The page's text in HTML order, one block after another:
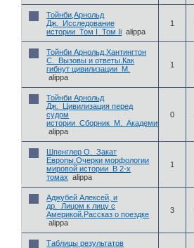
Тойнби,Арнольд
Дж._Исследование
истории_Том I_Том Ii alippa
1
Тойнби Арнольд,Хантингтон
С._Вызовы и ответы.Как
гибнут цивилизации_М.
alippa
1
Тойнби Арнольд
Дж._Цивилизация перед
судом
истории_Сборник_М._Академич
alippa
0
Шпенглер О._Закат
Европы.Очерки морфологии
мировой истории_В 2-х
томах
alippa
1
Аджубей Алексей, и
др._Лицом к лицу с
Америкой.Рассказ о поездке
alippa
3
Таблицы результатов